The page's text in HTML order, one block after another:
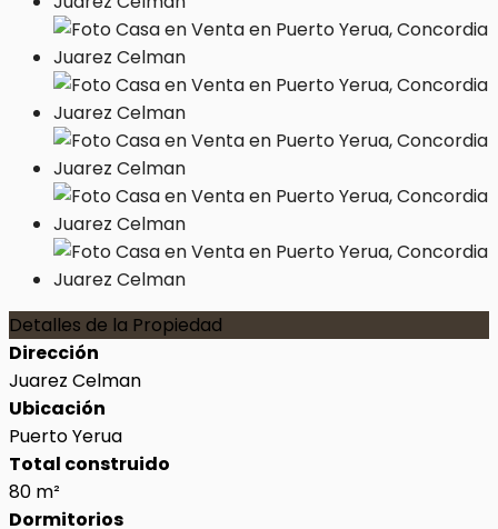
Detalles de la Propiedad
Dirección
Juarez Celman
Ubicación
Puerto Yerua
Total construido
80 m²
Dormitorios